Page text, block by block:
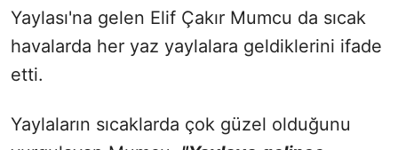
Yaylası'na gelen Elif Çakır Mumcu da sıcak
havalarda her yaz yaylalara geldiklerini ifade
etti.
Yaylaların sıcaklarda çok güzel olduğunu